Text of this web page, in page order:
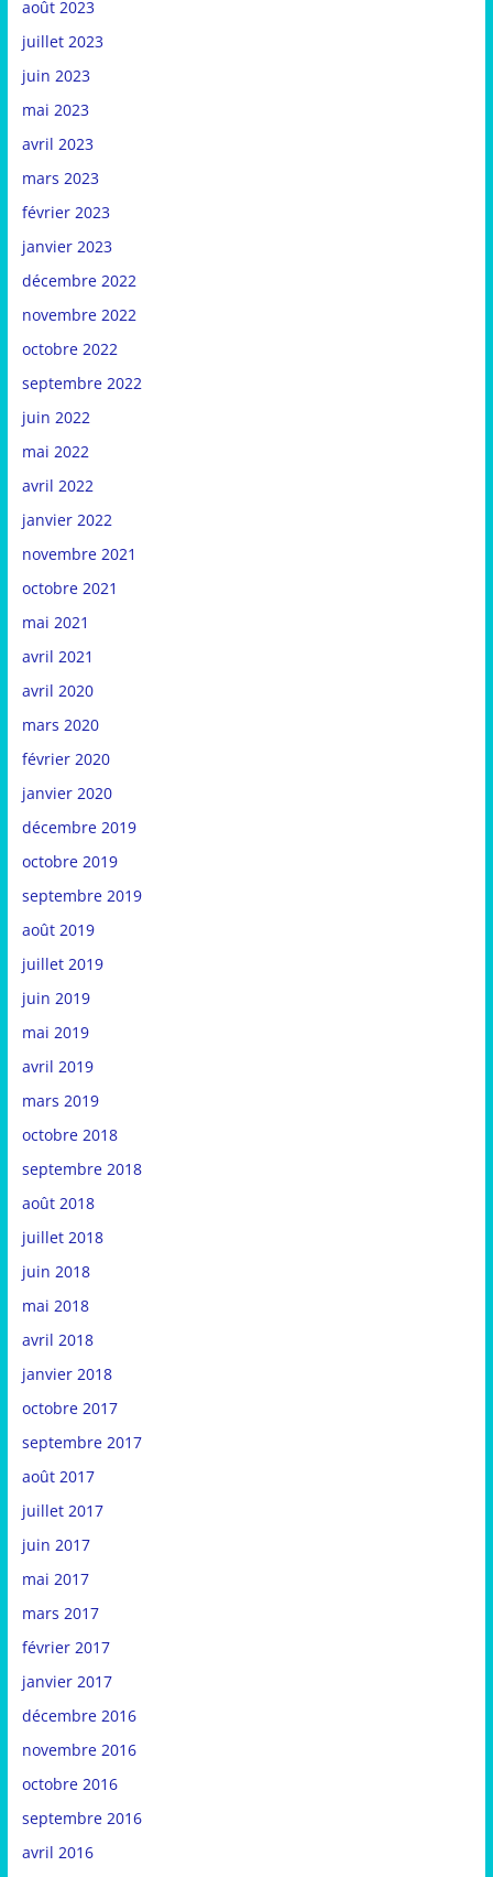
août 2023
juillet 2023
juin 2023
mai 2023
avril 2023
mars 2023
février 2023
janvier 2023
décembre 2022
novembre 2022
octobre 2022
septembre 2022
juin 2022
mai 2022
avril 2022
janvier 2022
novembre 2021
octobre 2021
mai 2021
avril 2021
avril 2020
mars 2020
février 2020
janvier 2020
décembre 2019
octobre 2019
septembre 2019
août 2019
juillet 2019
juin 2019
mai 2019
avril 2019
mars 2019
octobre 2018
septembre 2018
août 2018
juillet 2018
juin 2018
mai 2018
avril 2018
janvier 2018
octobre 2017
septembre 2017
août 2017
juillet 2017
juin 2017
mai 2017
mars 2017
février 2017
janvier 2017
décembre 2016
novembre 2016
octobre 2016
septembre 2016
avril 2016